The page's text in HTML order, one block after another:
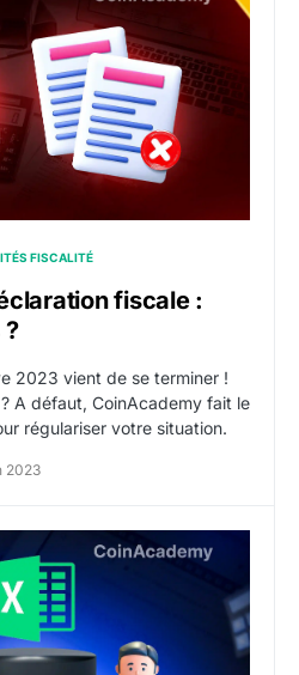
FISCALITÉ
fiscale :
2023 vient de se terminer !
A défaut, CoinAcademy fait le
régulariser votre situation.
2023
cryptos : tableur Excel, Waltio